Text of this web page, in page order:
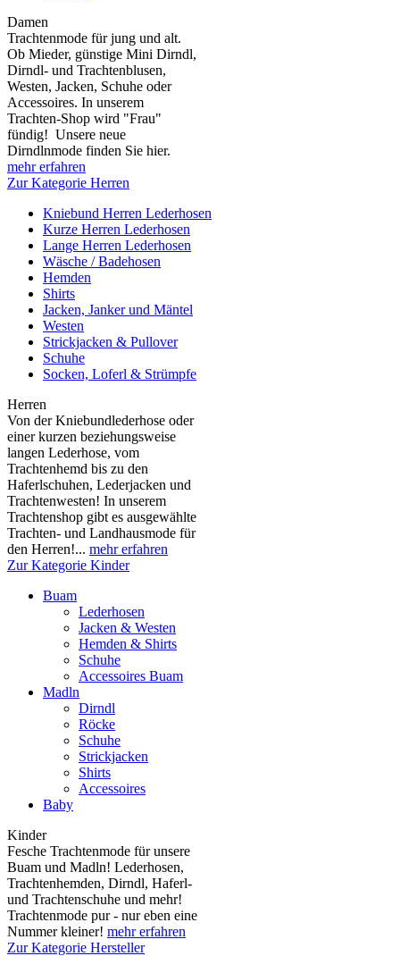
Damen
Trachtenmode für jung und alt.
Ob Mieder, günstige Mini Dirndl,
Dirndl- und Trachtenblusen,
Westen, Jacken, Schuhe oder
Accessoires. In unserem
Trachten-Shop wird "Frau"
fündig! Unsere neue
Dirndlnmode finden Sie hier.
mehr erfahren
Zur Kategorie Herren
Kniebund Herren Lederhosen
Kurze Herren Lederhosen
Lange Herren Lederhosen
Wäsche / Badehosen
Hemden
Shirts
Jacken, Janker und Mäntel
Westen
Strickjacken & Pullover
Schuhe
Socken, Loferl & Strümpfe
Herren
Von der Kniebundlederhose oder
einer kurzen beziehungsweise
langen Lederhose, vom
Trachtenhemd bis zu den
Haferlschuhen, Lederjacken und
Trachtenwesten! In unserem
Trachtenshop gibt es ausgewählte
Trachten- und Landhausmode für
den Herren!... mehr erfahren
Zur Kategorie Kinder
Buam
Lederhosen
Jacken & Westen
Hemden & Shirts
Schuhe
Accessoires Buam
Madln
Dirndl
Röcke
Schuhe
Strickjacken
Shirts
Accessoires
Baby
Kinder
Fesche Trachtenmode für unsere
Buam und Madln! Lederhosen,
Trachtenhemden, Dirndl, Haferl-
und Trachtenschuhe und mehr!
Trachtenmode pur - nur eben eine
Nummer kleiner! mehr erfahren
Zur Kategorie Hersteller